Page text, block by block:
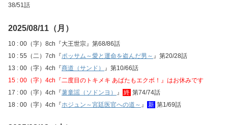
38/51話
2025/08/11（月）
10 : 00（字）8ch『大王世宗』第68/86話
10 : 55（二）7ch『ポッサム～愛と運命を盗んだ男～ 』第20/28話
13 : 00（字）4ch『商道（サンド） 』第10/66話
15 : 00（字）4ch『二度目のトキメキ あばたもエクボ！』はお休みです
17 : 00（字）4ch『薯童謡（ソドンヨ） 』 終 第74/74話
18 : 00（字）4ch『ホジュン～宮廷医官への道～ 』 新 第1/69話